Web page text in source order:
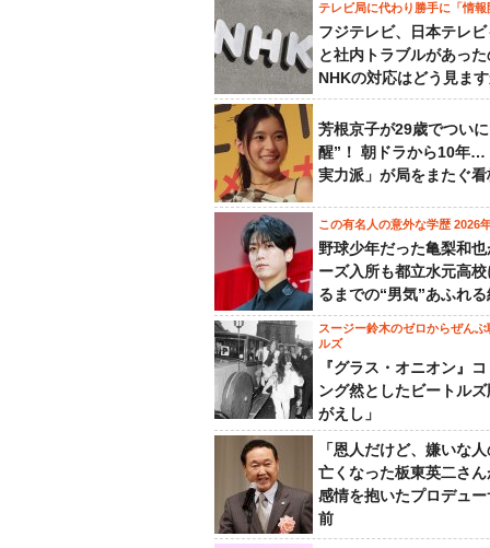
テレビ局に代わり勝手に「情報
フジテレビ、日本テレ
と社内トラブルがあっ
NHKの対応はどう見ます
芳根京子が29歳でつい
醒”！ 朝ドラから10年…
実力派」が局をまたぐ看
この有名人の意外な学歴 2026
野球少年だった亀梨和
ーズ入所も都立水元高
るまでの“男気”あふれ
スージー鈴木のゼロからぜんぶ
ルズ
『グラス・オニオン』
ング然としたビートル
がえし」
「恩人だけど、嫌いな人
亡くなった板東英二さ
感情を抱いたプロデュー
前